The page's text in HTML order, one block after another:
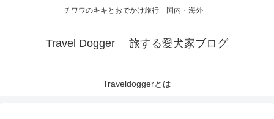
チワワのキキとおでかけ旅行 国内・海外
Travel Dogger 旅する愛犬家ブログ
Traveldoggerとは